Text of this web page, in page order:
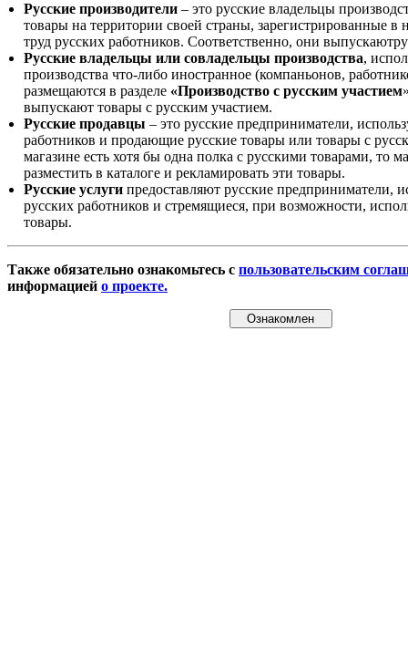
Русские производители – это русские владельцы
товары на территории своей страны, зарегистрированные
труд русских работников. Соответственно, они
Русские владельцы или совладельцы производства,
производства что-либо иностранное (компаньонов,
размещаются в разделе «Производство с русским участием
выпускают товары с русским участием.
Русские продавцы – это русские предприниматели,
работников и продающие русские товары или товары с
магазине есть хотя бы одна полка с русскими товарами, то
разместить в каталоге и рекламировать эти товары.
Русские услуги предоставляют русские предприниматели,
русских работников и стремящиеся, при возможности,
товары.
Также обязательно ознакомьтесь с пользовательским
информацией о проекте.
Ознакомлен